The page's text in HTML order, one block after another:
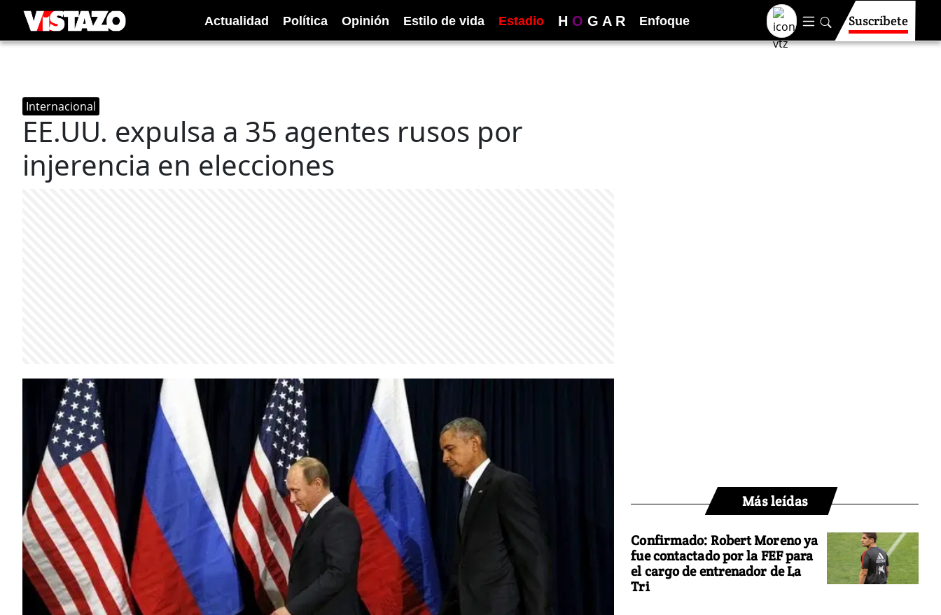
Actualidad Política Opinión Estilo de vida Estadio H O G A R Enfoque Suscríbete
Internacional
EE.UU. expulsa a 35 agentes rusos por
injerencia en elecciones
Más leídas
Confirmado: Robert Moreno ya
fue contactado por la FEF para
el cargo de entrenador de La
Tri